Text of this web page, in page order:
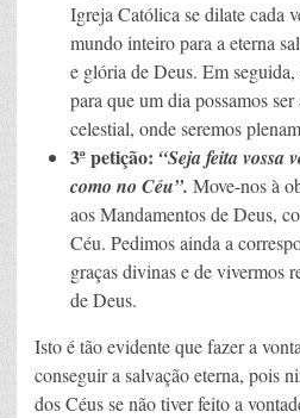
Igreja Católica se dilate cada
mundo inteiro para a eterna
e glória de Deus. Em
para que um dia possamos
celestial, onde seremos
3ª petição: “Seja feita vossa
como no Céu”. Move-nos à
aos Mandamentos de Deus,
Céu. Pedimos ainda a
graças divinas e de vivermos
de Deus.
Isto é tão evidente que fazer a
conseguir a salvação eterna, pois
dos Céus se não tiver feito a